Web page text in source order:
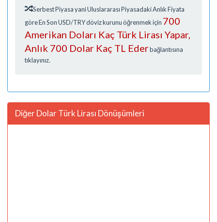
Serbest Piyasa yani Uluslararası Piyasadaki Anlık Fiyata
göre En Son USD/TRY döviz kurunu öğrenmek için 700
Amerikan Doları Kaç Türk Lirası Yapar,
Anlık 700 Dolar Kaç TL Ederbağlantısına
tıklayınız.
Diğer Dolar Türk Lirası Dönüşümleri